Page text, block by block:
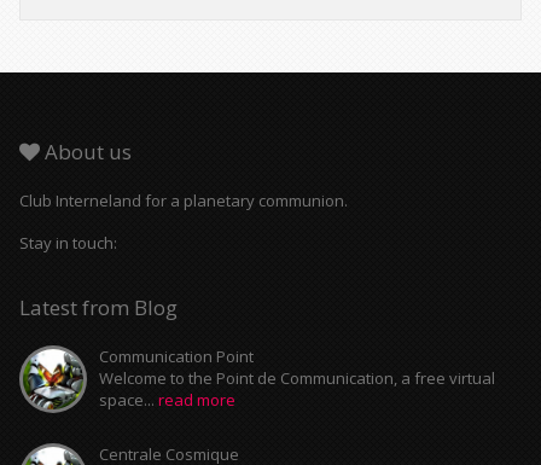
About us
Club Interneland for a planetary communion.
Stay in touch:
Latest from Blog
Communication Point
Welcome to the Point de Communication, a free virtual
space... read more
Centrale Cosmique